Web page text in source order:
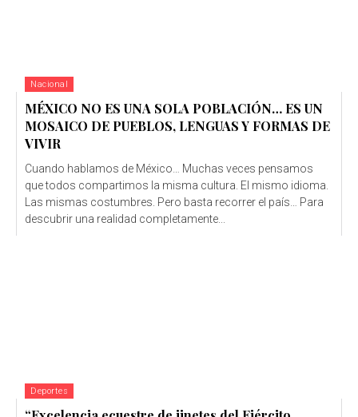
Nacional
MÉXICO NO ES UNA SOLA POBLACIÓN… ES UN
MOSAICO DE PUEBLOS, LENGUAS Y FORMAS DE
VIVIR
Cuando hablamos de México… Muchas veces pensamos
que todos compartimos la misma cultura. El mismo idioma.
Las mismas costumbres. Pero basta recorrer el país… Para
descubrir una realidad completamente...
Deportes